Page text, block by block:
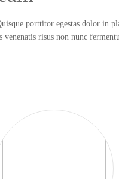
porttitor egestas dolor in
risus non nunc